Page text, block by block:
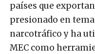
países que
presionado en
narcotráfico y ha
MEC como